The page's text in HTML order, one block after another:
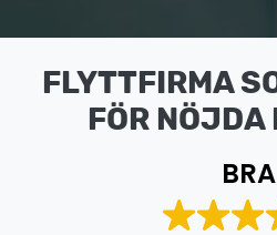
FLYTTFIRMA
FÖR NÖJDA
BRA